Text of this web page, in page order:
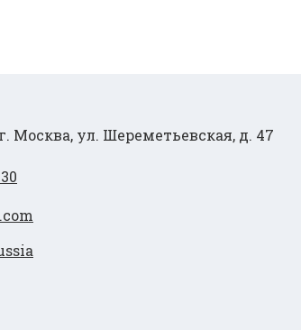
г. Москва, ул. Шереметьевская, д. 47